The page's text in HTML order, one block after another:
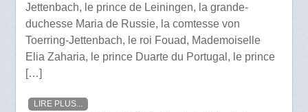
Jettenbach, le prince de Leiningen, la grande-
duchesse Maria de Russie, la comtesse von
Toerring-Jettenbach, le roi Fouad, Mademoiselle
Elia Zaharia, le prince Duarte du Portugal, le prince
[…]
LIRE PLUS...